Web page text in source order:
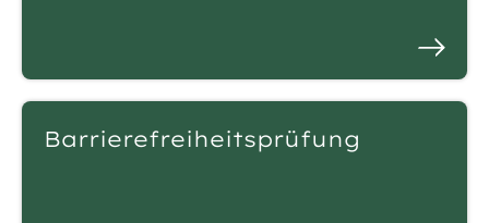
Barrierefreiheitsprüfung